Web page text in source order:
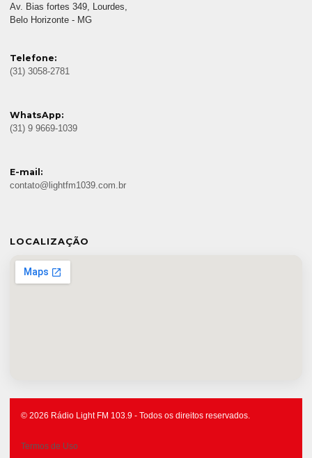
Av. Bias fortes 349, Lourdes,
Belo Horizonte - MG
Telefone:
(31) 3058-2781
WhatsApp:
(31) 9 9669-1039
E-mail:
contato@lightfm1039.com.br
LOCALIZAÇÃO
© 2026 Rádio Light FM 103.9 - Todos os direitos reservados.
Termos de Uso